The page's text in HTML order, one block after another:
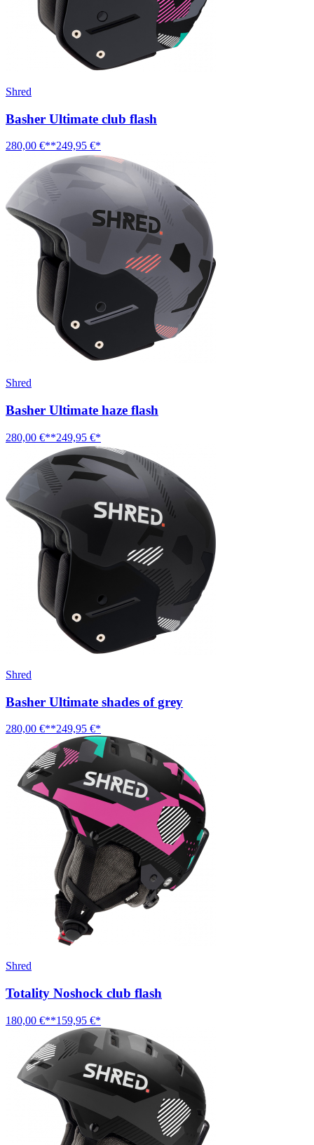
Shred
Basher Ultimate club flash
280,00 €**249,95 €*
Shred
Basher Ultimate haze flash
280,00 €**249,95 €*
Shred
Basher Ultimate shades of grey
280,00 €**249,95 €*
Shred
Totality Noshock club flash
180,00 €**159,95 €*